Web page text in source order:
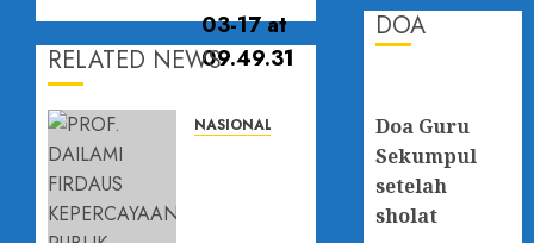
RELATED NEWS
NASIONAL
DOA
Doa Guru
Sekumpul
setelah
sholat